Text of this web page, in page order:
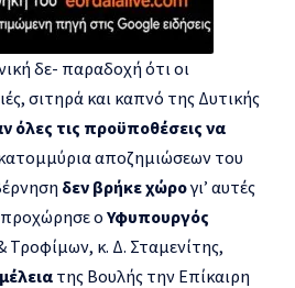
δε- παραδοχή ότι οι
σιτηρά και καπνό της Δυτικής
όλες τις προϋποθέσεις να
αποζημιώσεων του
δεν βρήκε χώρογι’ αυτές
οΥφυπουργός
Τροφίμων, κ. Δ. Σταμενίτης,
της Βουλής την Επίκαιρη